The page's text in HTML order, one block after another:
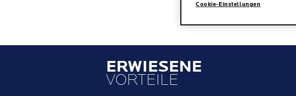
ERWIESENE
VORTEILE
Cookie-Einstellungen